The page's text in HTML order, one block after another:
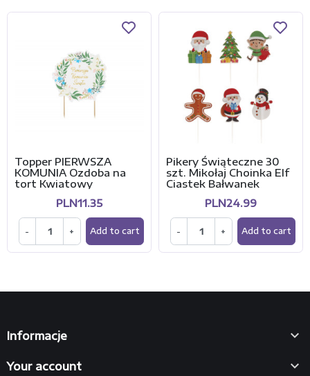
Topper PIERWSZA
KOMUNIA Ozdoba na
tort Kwiatowy
PLN11.35
- + Add to cart
Pikery Świąteczne 30
szt. Mikołaj Choinka Elf
Ciastek Bałwanek
PLN24.99
- + Add to cart
Informacje 
Your account 